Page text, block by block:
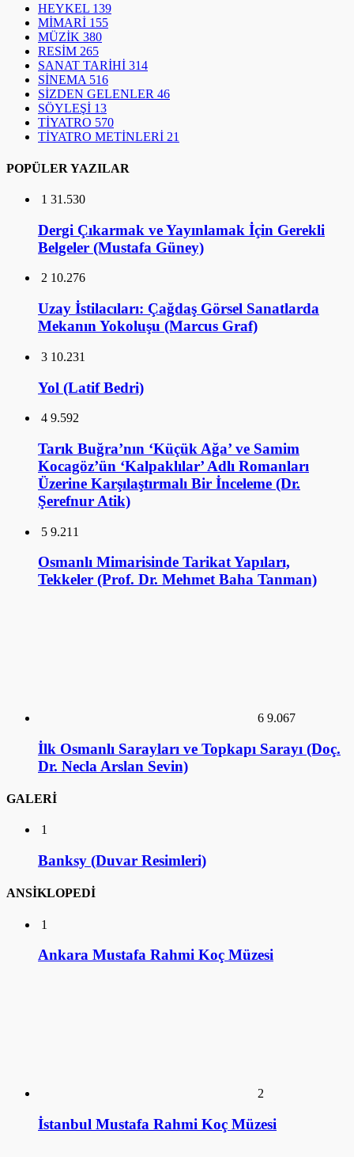
HEYKEL 139
MİMARİ 155
MÜZİK 380
RESİM 265
SANAT TARİHİ 314
SİNEMA 516
SİZDEN GELENLER 46
SÖYLEŞİ 13
TİYATRO 570
TİYATRO METİNLERİ 21
POPÜLER YAZILAR
1 31.530
Dergi Çıkarmak ve Yayınlamak İçin Gerekli
Belgeler (Mustafa Güney)
2 10.276
Uzay İstilacıları: Çağdaş Görsel Sanatlarda
Mekanın Yokoluşu (Marcus Graf)
3 10.231
Yol (Latif Bedri)
4 9.592
Tarık Buğra’nın ‘Küçük Ağa’ ve Samim
Kocagöz’ün ‘Kalpaklılar’ Adlı Romanları
Üzerine Karşılaştırmalı Bir İnceleme (Dr.
Şerefnur Atik)
5 9.211
Osmanlı Mimarisinde Tarikat Yapıları,
Tekkeler (Prof. Dr. Mehmet Baha Tanman)
6 9.067
İlk Osmanlı Sarayları ve Topkapı Sarayı (Doç.
Dr. Necla Arslan Sevin)
GALERİ
1
Banksy (Duvar Resimleri)
ANSİKLOPEDİ
1
Ankara Mustafa Rahmi Koç Müzesi
2
İstanbul Mustafa Rahmi Koç Müzesi